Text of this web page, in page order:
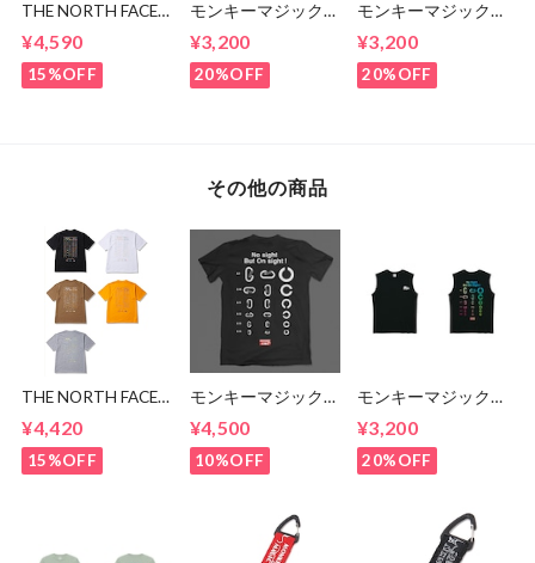
THE NORTH FACE
Tシャツ '24 （メン
ズ＆ウィメンズ）
¥4,590
15%OFF
モンキーマジック
20周年記念 ロン
グスリーブシャツ
¥3,200
20%OFF
モンキーマジック
20周年記念Tシャツ
¥3,200
20%OFF
その他の商品
THE NORTH FACE
Tシャツ '23 （メン
ズ＆ウィメンズ）
¥4,420
15%OFF
モンキーマジックオ
リジナル クラシッ
クTシャツ
¥4,500
10%OFF
モンキーマジック
20周年記念 ノー
スリーブシャツ
¥3,200
20%OFF